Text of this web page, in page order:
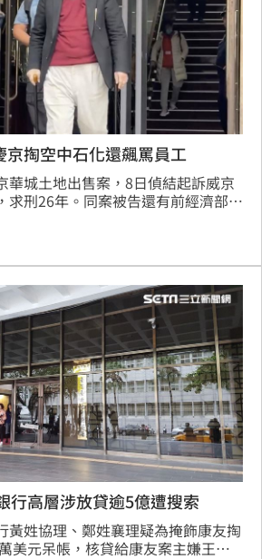
京掏空中石化還飆罵員工
華城土地出售案，8日偵結起訴威京
求刑26年。同案被告還有前經濟部
者朱雲鵬，分別被求刑12年、7
把員工罵哭，掏空中石化，依法起
行高層涉放貸逾5億遭搜索
黃姓協理、鄭姓襄理疑為掩飾康友掏
美元呆帳，核貸給康友案主嫌王命